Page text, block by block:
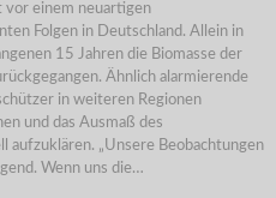
einem neuartigen
Folgen in Deutschland. Allein in
15 Jahren die Biomasse der
Ähnlich alarmierende
in weiteren Regionen
und das Ausmaß des
aufzuklären. „Unsere Beobachtungen
Wenn uns die…